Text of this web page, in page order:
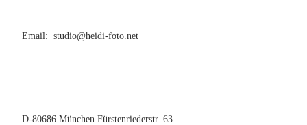
Email: studio@heidi-foto.net
D-80686 München Fürstenriederstr. 63